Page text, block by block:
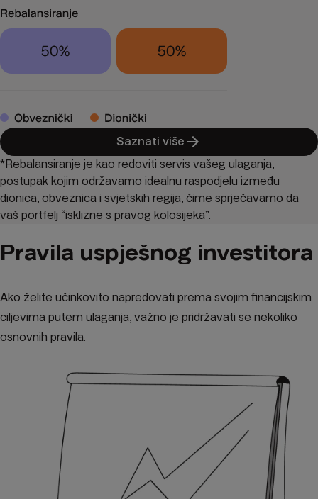
Saznati više
*Rebalansiranje je kao redoviti servis vašeg ulaganja,
postupak kojim održavamo idealnu raspodjelu između
dionica, obveznica i svjetskih regija, čime sprječavamo da
vaš portfelj “isklizne s pravog kolosijeka”.
Pravila uspješnog investitora
Ako želite učinkovito napredovati prema svojim financijskim
ciljevima putem ulaganja, važno je pridržavati se nekoliko
osnovnih pravila.